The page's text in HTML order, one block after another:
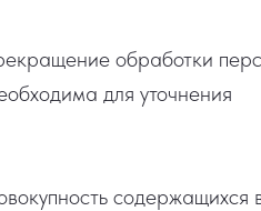
обработки
для уточнения
содержащихся